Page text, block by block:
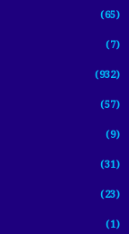
(65)
(7)
(932)
(57)
(9)
(31)
(23)
(1)